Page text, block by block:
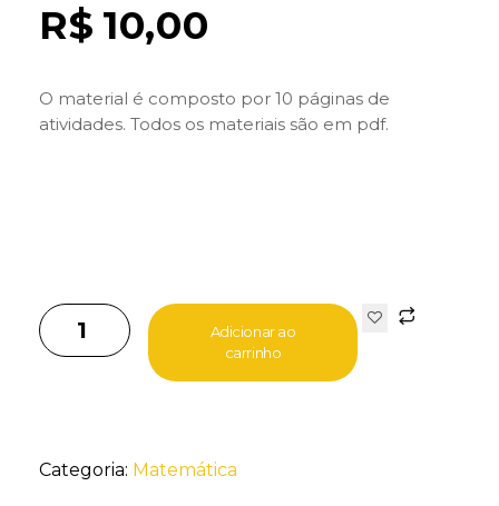
R$ 10,00
O material é composto por 10 páginas de
atividades. Todos os materiais são em pdf.
Adicionar ao
carrinho
Categoria: Matemática